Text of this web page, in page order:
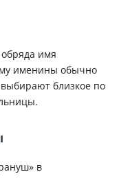
обряда имя
именины обычно
близкое по
в